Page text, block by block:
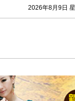
2026年8月9日